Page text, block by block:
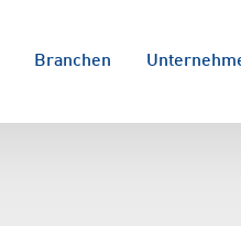
Branchen